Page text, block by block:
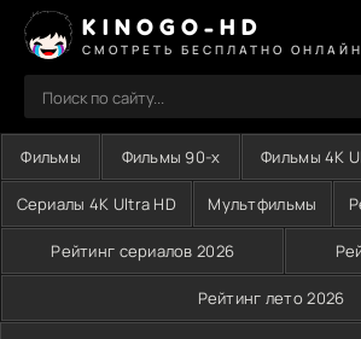
KINOGO-HD
СМОТРЕТЬ БЕСПЛАТНО ОНЛАЙН
Фильмы Фильмы 90-х Фильмы 4K
Сериалы 4K Ultra HD Мультфильмы
Рейтинг сериалов 2026
Рейтинг лето 2026